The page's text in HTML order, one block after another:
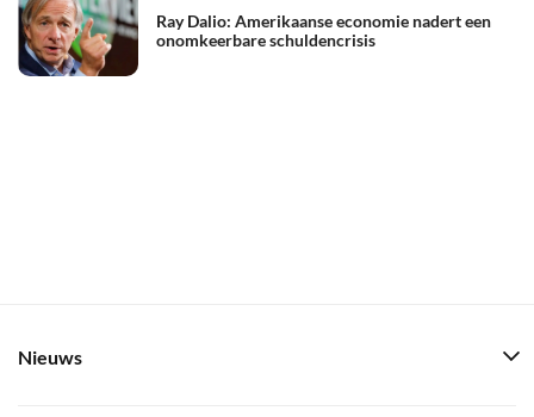
Ray Dalio: Amerikaanse economie nadert een
onomkeerbare schuldencrisis
Nieuws